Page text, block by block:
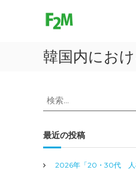
e
2
v
韓国内にお
検
索
象
:
最近の投稿
2026年「20・30代 人